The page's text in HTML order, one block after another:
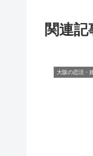
関連記
大阪の恋活・